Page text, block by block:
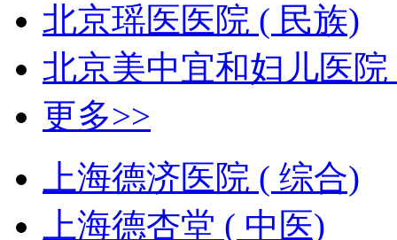
北京瑶医医院 ( 民族)
北京美中宜和妇儿医
更多>>
上海德济医院 ( 综合)
上海德杏堂 ( 中医)